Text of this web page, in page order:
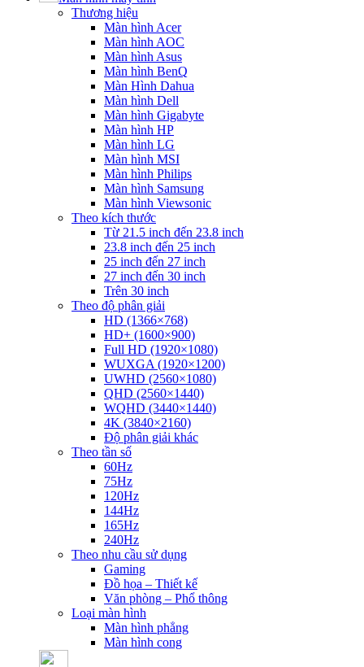
Thương hiệu
Màn hình Acer
Màn hình AOC
Màn hình Asus
Màn hình BenQ
Màn Hình Dahua
Màn hình Dell
Màn hình Gigabyte
Màn hình HP
Màn hình LG
Màn hình MSI
Màn hình Philips
Màn hình Samsung
Màn hình Viewsonic
Theo kích thước
Từ 21.5 inch đến 23.8 inch
23.8 inch đến 25 inch
25 inch đến 27 inch
27 inch đến 30 inch
Trên 30 inch
Theo độ phân giải
HD (1366×768)
HD+ (1600×900)
Full HD (1920×1080)
WUXGA (1920×1200)
UWHD (2560×1080)
QHD (2560×1440)
WQHD (3440×1440)
4K (3840×2160)
Độ phân giải khác
Theo tần số
60Hz
75Hz
120Hz
144Hz
165Hz
240Hz
Theo nhu cầu sử dụng
Gaming
Đồ họa – Thiết kế
Văn phòng – Phổ thông
Loại màn hình
Màn hình phẳng
Màn hình cong